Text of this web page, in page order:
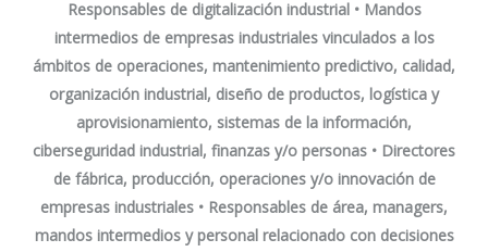
Responsables de digitalización industrial • Mandos
intermedios de empresas industriales vinculados a los
ámbitos de operaciones, mantenimiento predictivo, calidad,
organización industrial, diseño de productos, logística y
aprovisionamiento, sistemas de la información,
ciberseguridad industrial, finanzas y/o personas • Directores
de fábrica, producción, operaciones y/o innovación de
empresas industriales • Responsables de área, managers,
mandos intermedios y personal relacionado con decisiones